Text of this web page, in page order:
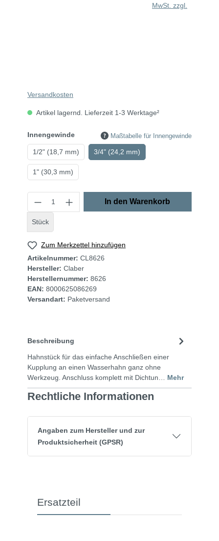
MwSt. zzgl.
Versandkosten
Artikel lagernd. Lieferzeit 1-3 Werktage²
Innengewinde Maßtabelle für Innengewinde
1/2" (18,7 mm) 3/4" (24,2 mm)
1" (30,3 mm)
Stück
In den Warenkorb
Zum Merkzettel hinzufügen
Artikelnummer: CL8626
Hersteller: Claber
Herstellernummer: 8626
EAN: 8000625086269
Versandart: Paketversand
Beschreibung
Hahnstück für das einfache Anschließen einer
Kupplung an einen Wasserhahn ganz ohne
Werkzeug. Anschluss komplett mit Dichtun… Mehr
Rechtliche Informationen
Angaben zum Hersteller und zur
Produktsicherheit (GPSR)
Ersatzteil